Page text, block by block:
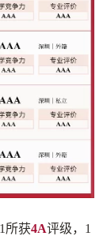
所获4A评级，1